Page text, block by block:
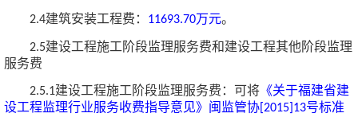
2.4建筑安装工程费： 11693.70万元。
2.5建设工程施工阶段监理服务费和建设工程其他阶段监理
服务费
2.5.1建设工程施工阶段监理服务费：可将 《关于福建省建
设工程监理行业服务收费指导意见》闽监管协 [2015]13号标准